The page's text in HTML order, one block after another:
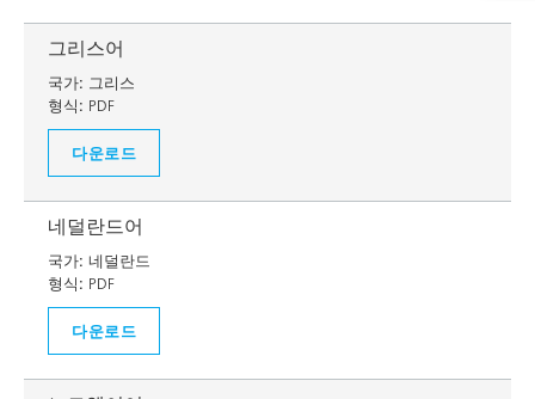
그리스어
국가: 그리스
형식: PDF
다운로드
네덜란드어
국가: 네덜란드
형식: PDF
다운로드